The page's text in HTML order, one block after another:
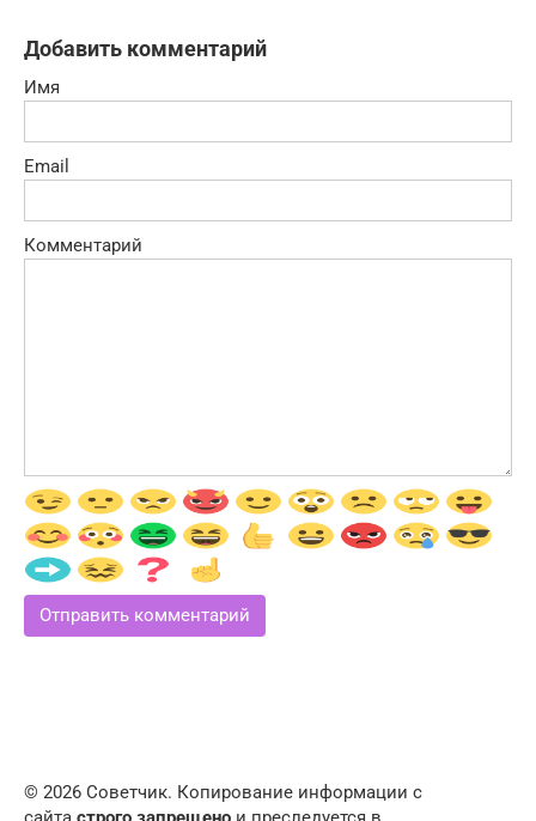
Добавить комментарий
Имя
Email
Комментарий
© 2026 Советчик. Копирование информации с